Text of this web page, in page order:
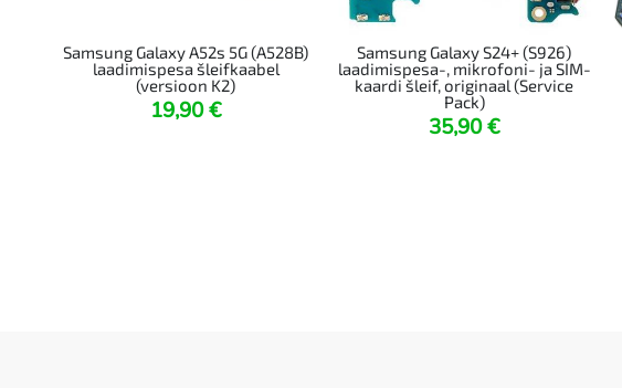
Samsung Galaxy A52s 5G (A528B)
laadimispesa šleifkaabel
(versioon K2)
19,90€
Samsung Galaxy S24+ (S926)
laadimispesa-, mikrofoni- ja SIM-
kaardi šleif, originaal (Service
Pack)
35,90€